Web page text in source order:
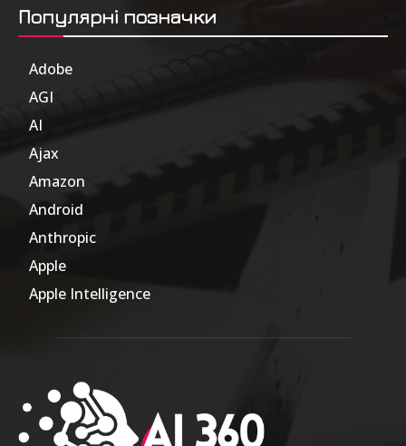
Популярні позначки
Adobe
AGI
AI
Ajax
Amazon
Android
Anthropic
Apple
Apple Intelligence